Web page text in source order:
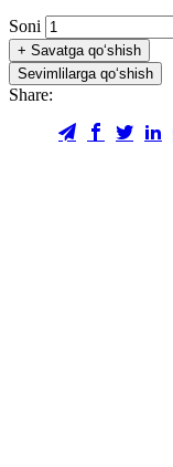
Soni
+ Savatga qo‘shish
Sevimlilarga qo‘shish
Share: